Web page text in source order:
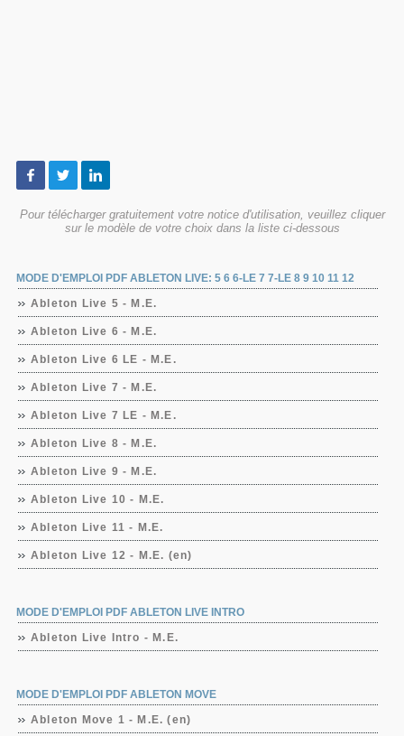
Pour télécharger gratuitement votre notice d'utilisation, veuillez cliquer
sur le modèle de votre choix dans la liste ci-dessous
MODE D'EMPLOI PDF ABLETON LIVE: 5 6 6-LE 7 7-LE 8 9 10 11 12
Ableton Live 5 - M.E.
Ableton Live 6 - M.E.
Ableton Live 6 LE - M.E.
Ableton Live 7 - M.E.
Ableton Live 7 LE - M.E.
Ableton Live 8 - M.E.
Ableton Live 9 - M.E.
Ableton Live 10 - M.E.
Ableton Live 11 - M.E.
Ableton Live 12 - M.E. (en)
MODE D'EMPLOI PDF ABLETON LIVE INTRO
Ableton Live Intro - M.E.
MODE D'EMPLOI PDF ABLETON MOVE
Ableton Move 1 - M.E. (en)